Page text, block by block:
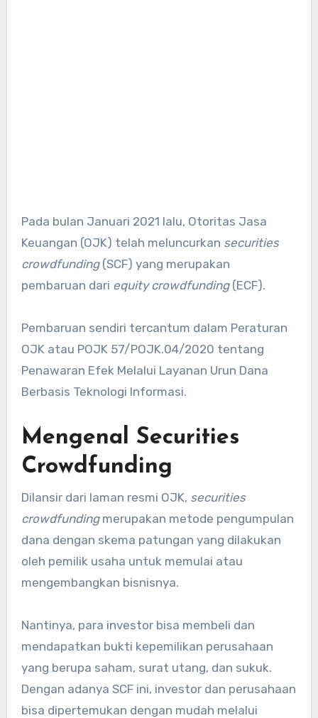
Pada bulan Januari 2021 lalu, Otoritas Jasa
Keuangan (OJK) telah meluncurkan securities
crowdfunding(SCF) yang merupakan
pembaruan dari equity crowdfunding (ECF).
Pembaruan sendiri tercantum dalam Peraturan
OJK atau POJK 57/POJK.04/2020 tentang
Penawaran Efek Melalui Layanan Urun Dana
Berbasis Teknologi Informasi.
Mengenal Securities
Crowdfunding
Dilansir dari laman resmi OJK, securities
crowdfunding merupakan metode pengumpulan
dana dengan skema patungan yang dilakukan
oleh pemilik usaha untuk memulai atau
mengembangkan bisnisnya.
Nantinya, para investor bisa membeli dan
mendapatkan bukti kepemilikan perusahaan
yang berupa saham, surat utang, dan sukuk.
Dengan adanya SCF ini, investor dan perusahaan
bisa dipertemukan dengan mudah melalui